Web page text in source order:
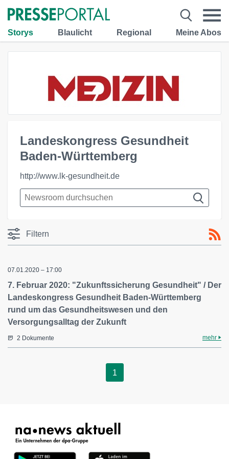
Storys Blaulicht Regional Meine Abos
Landeskongress Gesundheit
Baden-Württemberg
http://www.lk-gesundheit.de
Filtern
07.01.2020 – 17:00
7. Februar 2020: "Zukunftssicherung Gesundheit" / Der
Landeskongress Gesundheit Baden-Württemberg
rund um das Gesundheitswesen und den
Versorgungsalltag der Zukunft
2 Dokumente mehr
1